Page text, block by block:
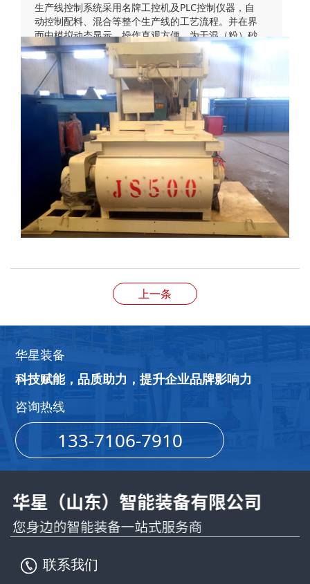
生产线控制系统采用名牌工控机及PLC控制仪器，自
动控制配料、混合等整个生产线的工艺流程。并在界
面中模拟动态显示，操作直观方便，为干混（粉）砂
浆的生产管理提供报表数据。
上一条
华星装备
科技赋能，品质助力，提升企业品牌影响力
咨询热线
133-7106-7910
联系我们